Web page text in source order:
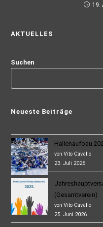
19.
AKTUELLES
Suchen
Neueste Beiträge
Hallenaufbau
von Vito Cavallo
23. Juli 2026
(Gesamtverein)
von Vito Cavallo
25. Juni 2026